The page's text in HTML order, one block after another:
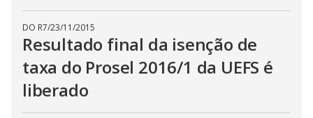
DO R7/23/11/2015
Resultado final da isenção de
taxa do Prosel 2016/1 da UEFS é
liberado